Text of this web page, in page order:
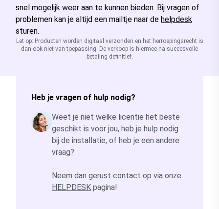
snel mogelijk weer aan te kunnen bieden. Bij vragen of
problemen kan je altijd een mailtje naar de helpdesk
sturen.
Let op: Producten worden digitaal verzonden en het herroepingsrecht is
dan ook niet van toepassing. De verkoop is hiermee na succesvolle
betaling definitief.
Heb je vragen of hulp nodig?
Weet je niet welke licentie het beste
geschikt is voor jou, heb je hulp nodig
bij de installatie, of heb je een andere
vraag?
Neem dan gerust contact op via onze
HELPDESK pagina!